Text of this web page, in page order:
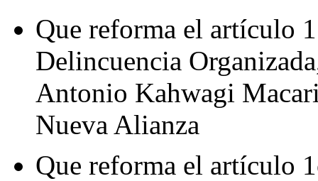
Que reforma el artículo
Delincuencia
Antonio Kahwagi
Nueva Alianza
Que reforma el artículo